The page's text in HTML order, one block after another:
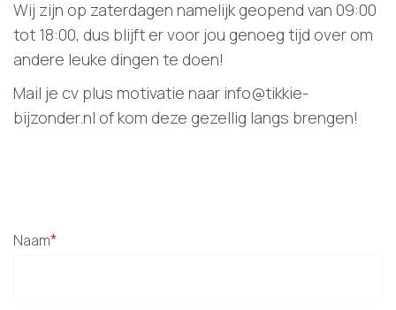
Wij zijn op zaterdagen namelijk geopend van 09:00
tot 18:00, dus blijft er voor jou genoeg tijd over om
andere leuke dingen te doen!
Mail je cv plus motivatie naar info@tikkie-
bijzonder.nl of kom deze gezellig langs brengen!
Naam*